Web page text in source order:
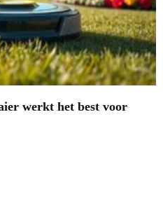
werkt het best voor